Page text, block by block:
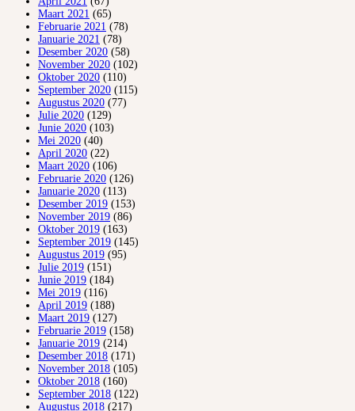
Maart 2021 (65)
Februarie 2021 (78)
Januarie 2021 (78)
Desember 2020 (58)
November 2020 (102)
Oktober 2020 (110)
September 2020 (115)
Augustus 2020 (77)
Julie 2020 (129)
Junie 2020 (103)
Mei 2020 (40)
April 2020 (22)
Maart 2020 (106)
Februarie 2020 (126)
Januarie 2020 (113)
Desember 2019 (153)
November 2019 (86)
Oktober 2019 (163)
September 2019 (145)
Augustus 2019 (95)
Julie 2019 (151)
Junie 2019 (184)
Mei 2019 (116)
April 2019 (188)
Maart 2019 (127)
Februarie 2019 (158)
Januarie 2019 (214)
Desember 2018 (171)
November 2018 (105)
Oktober 2018 (160)
September 2018 (122)
Augustus 2018 (217)